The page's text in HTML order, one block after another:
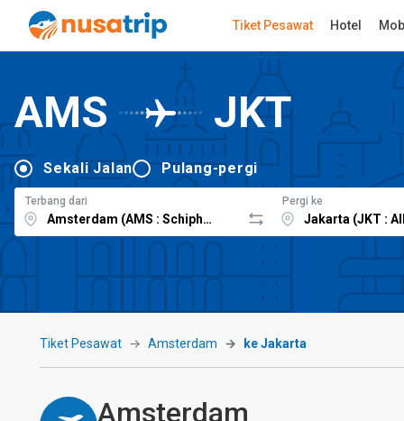
Tiket Pesawat Hotel
AMS JKT
Sekali Jalan Pulang-pergi
Terbang dari Pergi ke
Tiket Pesawat Amsterdam ke Jakarta
Amsterdam